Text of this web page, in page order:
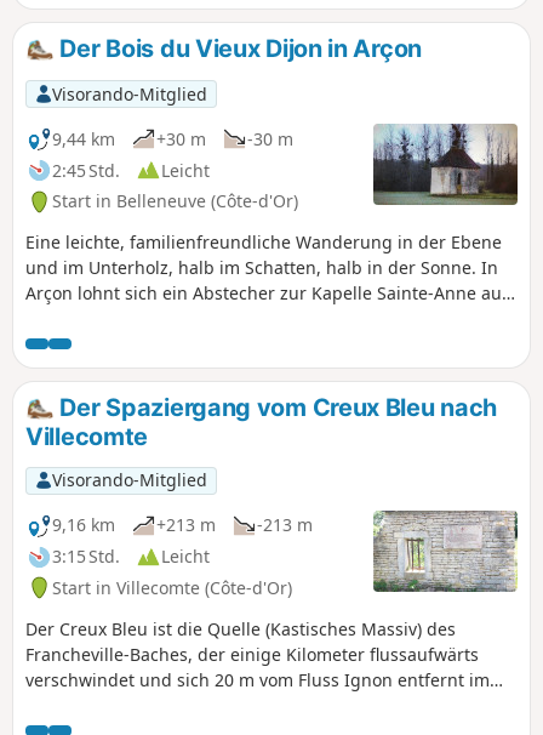
Der Bois du Vieux Dijon in Arçon
Visorando-Mitglied
9,44 km
+30 m
-30 m
2:45 Std.
Leicht
Start in Belleneuve (Côte-d'Or)
Eine leichte, familienfreundliche Wanderung in der Ebene
und im Unterholz, halb im Schatten, halb in der Sonne. In
Arçon lohnt sich ein Abstecher zur Kapelle Sainte-Anne aus
wurde und an der Grande Rue liegt. Am Waldrand, an
einem Ort namens „La Charme aux Loups“, befindet sich die
Kapelle Sainte-Gertrude, die nicht gepflegt wird.
Der Spaziergang vom Creux Bleu nach
Villecomte
Visorando-Mitglied
9,16 km
+213 m
-213 m
3:15 Std.
Leicht
Start in Villecomte (Côte-d'Or)
Der Creux Bleu ist die Quelle (Kastisches Massiv) des
Francheville-Baches, der einige Kilometer flussaufwärts
verschwindet und sich 20 m vom Fluss Ignon entfernt im